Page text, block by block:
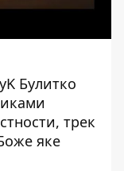
Булитко
трек
яке